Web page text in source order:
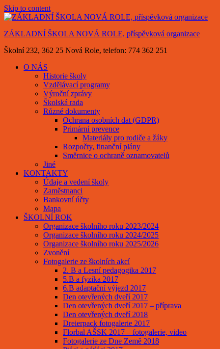
Skip to content
ZÁKLADNÍ ŠKOLA NOVÁ ROLE, příspěvková organizace
Školní 232, 362 25 Nová Role, telefon: 774 362 251
O NÁS
Historie školy
Vzdělávací programy
Výroční zprávy
Školská rada
Různé dokumenty
Ochrana osobních dat (GDPR)
Primární prevence
Materiály pro rodiče a žáky
Rozpočty, finanční plány
Směrnice o ochraně oznamovatelů
Jiné
KONTAKTY
Údaje a vedení školy
Zaměstnanci
Bankovní účty
Mapa
ŠKOLNÍ ROK
Organizace školního roku 2023/2024
Organizace školního roku 2024/2025
Organizace školního roku 2025/2026
Zvonění
Fotogalerie ze školních akcí
2. B a Lesní pedagogika 2017
5.B a fyzika 2017
6.B adaptační výjezd 2017
Den otevřených dveří 2017
Den otevřených dveří 2017 – příprava
Den otevřených dveří 2018
Dreierpack fotogalerie 2017
Florbal AŠSK 2017 – fotogalerie, video
Fotogalerie ze Dne Země 2018